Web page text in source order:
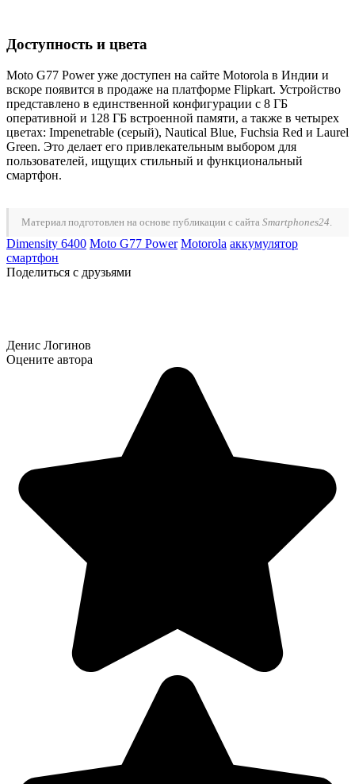
Доступность и цвета
Moto G77 Power уже доступен на сайте Motorola в Индии и
вскоре появится в продаже на платформе Flipkart. Устройство
представлено в единственной конфигурации с 8 ГБ
оперативной и 128 ГБ встроенной памяти, а также в четырех
цветах: Impenetrable (серый), Nautical Blue, Fuchsia Red и Laurel
Green. Это делает его привлекательным выбором для
пользователей, ищущих стильный и функциональный
смартфон.
Материал подготовлен на основе публикации с сайта Smartphones24
Dimensity 6400 Moto G77 Power Motorola аккумулятор
смартфон
Поделиться с друзьями
Денис Логинов
Оцените автора